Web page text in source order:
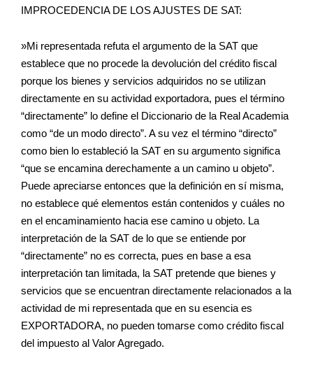
IMPROCEDENCIA DE LOS AJUSTES DE SAT:
»Mi representada refuta el argumento de la SAT que
establece que no procede la devolución del crédito fiscal
porque los bienes y servicios adquiridos no se utilizan
directamente en su actividad exportadora, pues el término
“directamente” lo define el Diccionario de la Real Academia
como “de un modo directo”. A su vez el término “directo”
como bien lo estableció la SAT en su argumento significa
“que se encamina derechamente a un camino u objeto”.
Puede apreciarse entonces que la definición en sí misma,
no establece qué elementos están contenidos y cuáles no
en el encaminamiento hacia ese camino u objeto. La
interpretación de la SAT de lo que se entiende por
“directamente” no es correcta, pues en base a esa
interpretación tan limitada, la SAT pretende que bienes y
servicios que se encuentran directamente relacionados a la
actividad de mi representada que en su esencia es
EXPORTADORA, no pueden tomarse como crédito fiscal
del impuesto al Valor Agregado.